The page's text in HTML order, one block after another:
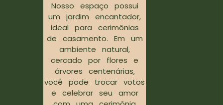
Nosso espaço possui
um jardim encantador,
ideal para cerimônias
de casamento. Em um
ambiente natural,
cercado por flores e
árvores centenárias,
você pode trocar votos
e celebrar seu amor